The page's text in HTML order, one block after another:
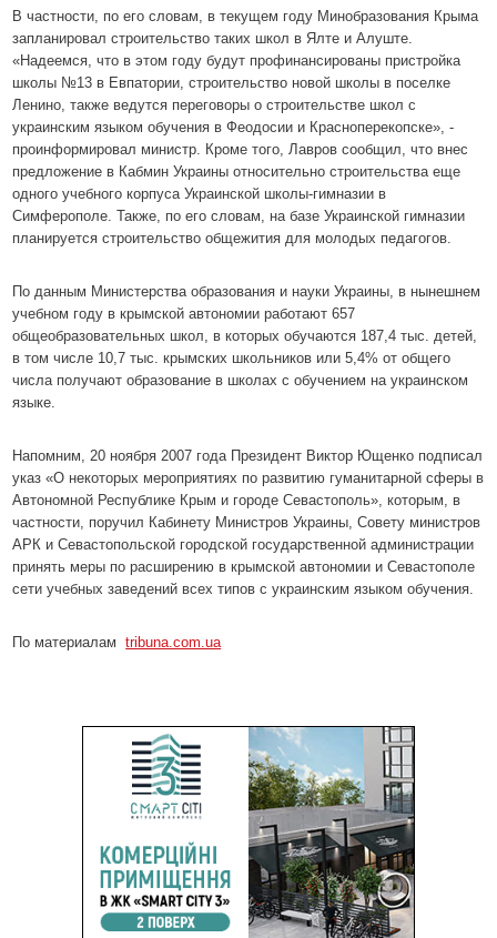
В частности, по его словам, в текущем году Минобразования Крыма
запланировал строительство таких школ в Ялте и Алуште.
«Надеемся, что в этом году будут профинансированы пристройка
школы №13 в Евпатории, строительство новой школы в поселке
Ленино, также ведутся переговоры о строительстве школ с
украинским языком обучения в Феодосии и Красноперекопске», -
проинформировал министр. Кроме того, Лавров сообщил, что внес
предложение в Кабмин Украины относительно строительства еще
одного учебного корпуса Украинской школы-гимназии в
Симферополе. Также, по его словам, на базе Украинской гимназии
планируется строительство общежития для молодых педагогов.
По данным Министерства образования и науки Украины, в нынешнем
учебном году в крымской автономии работают 657
общеобразовательных школ, в которых обучаются 187,4 тыс. детей,
в том числе 10,7 тыс. крымских школьников или 5,4% от общего
числа получают образование в школах с обучением на украинском
языке.
Напомним, 20 ноября 2007 года Президент Виктор Ющенко подписал
указ «О некоторых мероприятиях по развитию гуманитарной сферы в
Автономной Республике Крым и городе Севастополь», которым, в
частности, поручил Кабинету Министров Украины, Совету министров
АРК и Севастопольской городской государственной администрации
принять меры по расширению в крымской автономии и Севастополе
сети учебных заведений всех типов с украинским языком обучения.
По материаламtribuna.com.ua